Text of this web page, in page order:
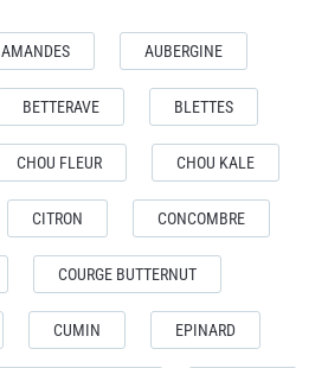
AMANDES AUBERGINE
BETTERAVE BLETTES
CHOU FLEUR CHOU KALE
CITRON CONCOMBRE
COURGE BUTTERNUT
CUMIN EPINARD